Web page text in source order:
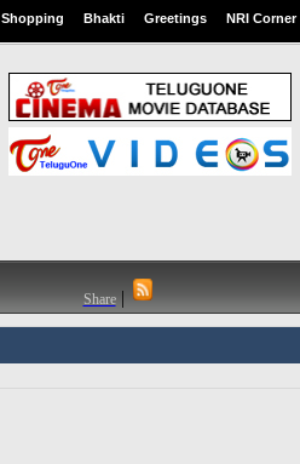
Shopping Bhakti Greetings NRI Corner
Share |